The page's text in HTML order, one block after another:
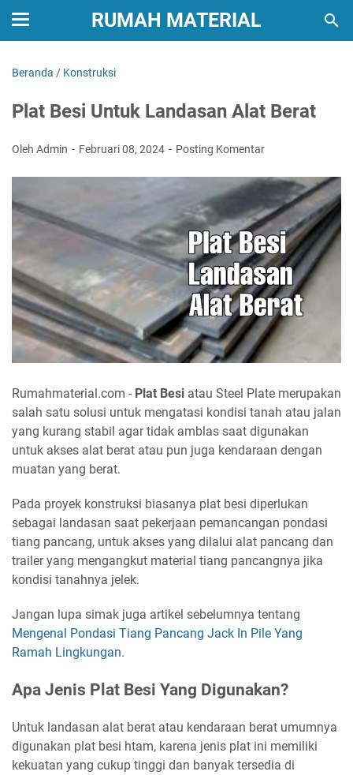
RUMAH MATERIAL
Beranda / Konstruksi
Plat Besi Untuk Landasan Alat Berat
Oleh Admin Februari 08, 2024 Posting Komentar
Rumahmaterial.com - Plat Besi atau Steel Plate merupakan
salah satu solusi untuk mengatasi kondisi tanah atau jalan
yang kurang stabil agar tidak amblas saat digunakan
untuk akses alat berat atau pun juga kendaraan dengan
muatan yang berat.
Pada proyek konstruksi biasanya plat besi diperlukan
sebagai landasan saat pekerjaan pemancangan pondasi
tiang pancang, untuk akses yang dilalui alat pancang dan
trailer yang mengangkut material tiang pancangnya jika
kondisi tanahnya jelek.
Jangan lupa simak juga artikel sebelumnya tentang
Mengenal Pondasi Tiang Pancang Jack In Pile Yang
Ramah Lingkungan.
Apa Jenis Plat Besi Yang Digunakan?
Untuk landasan alat berat atau kendaraan berat umumnya
digunakan plat besi htam, karena jenis plat ini memiliki
kekuatan yang cukup tinggi dan banyak tersedia di